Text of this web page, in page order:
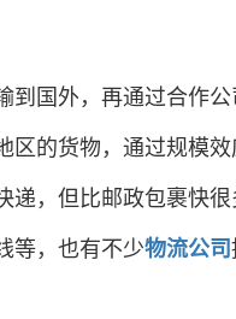
到国外，再通过合作
区的货物，通过规模
递，但比邮政包裹快
等，也有不少物流公司